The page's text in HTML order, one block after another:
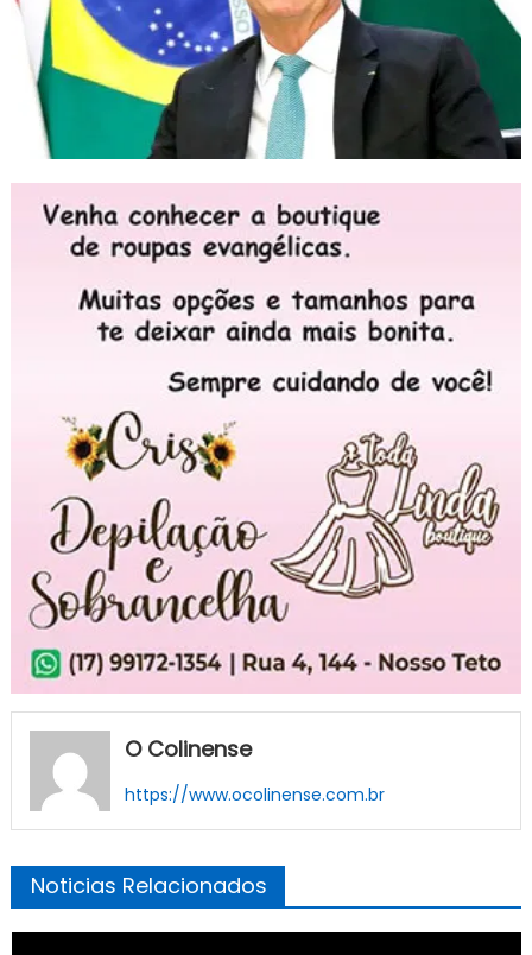
O Colinense
https://www.ocolinense.com.br
Noticias Relacionados